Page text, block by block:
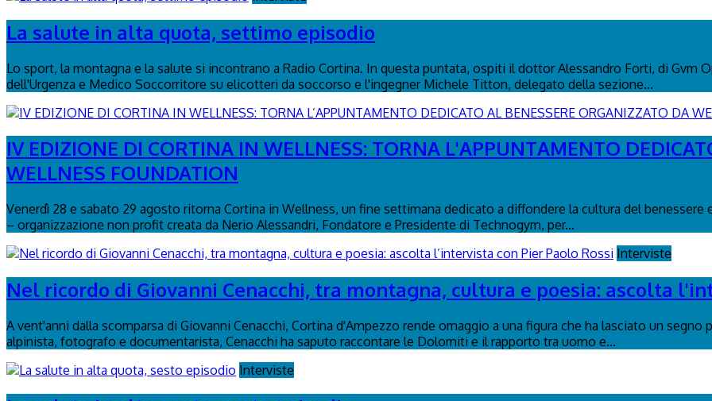
La salute in alta quota, settimo episodio
Lo sport, la montagna e la salute si incontrano a Radio Cortina. In questa puntata, ospiti il dottor Alessandro Forti, di Gvm
dell'Urgenza e Medico Soccorritore su elicotteri da soccorso e l'ingegner Michele Titton, delegato della sezione...
IV EDIZIONE DI CORTINA IN WELLNESS: TORNA L'APPUNTAMENTO
WELLNESS FOUNDATION
Venerdì 28 e sabato 29 agosto ritorna Cortina in Wellness, un fine settimana dedicato a diffondere la cultura del
– organizzazione non profit creata da Nerio Alessandri, Fondatore e Presidente di Technogym, per...
Interviste
Nel ricordo di Giovanni Cenacchi, tra montagna, cultura e poesia: ascolta
A vent'anni dalla scomparsa di Giovanni Cenacchi, Cortina d'Ampezzo rende omaggio a una figura che ha lasciato un
alpinista, fotografo e documentarista, Cenacchi ha saputo raccontare le Dolomiti e il rapporto tra uomo e...
Interviste